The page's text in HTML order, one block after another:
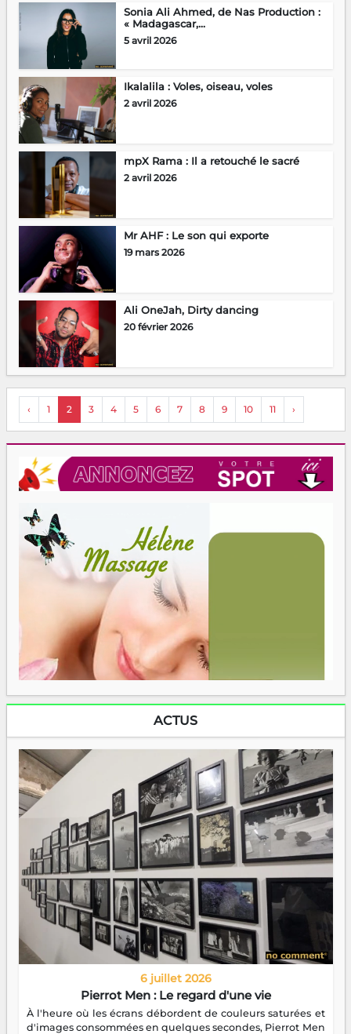
Sonia Ali Ahmed, de Nas Production :
« Madagascar,...
5 avril 2026
Ikalalila : Voles, oiseau, voles
2 avril 2026
mpX Rama : Il a retouché le sacré
2 avril 2026
Mr AHF : Le son qui exporte
19 mars 2026
Ali OneJah, Dirty dancing
20 février 2026
‹ 1 2 3 4 5 6 7 8 9 10 11 ›
ACTUS
6 juillet 2026
Pierrot Men : Le regard d'une vie
À l'heure où les écrans débordent de couleurs saturées et
d'images consommées en quelques secondes, Pierrot Men